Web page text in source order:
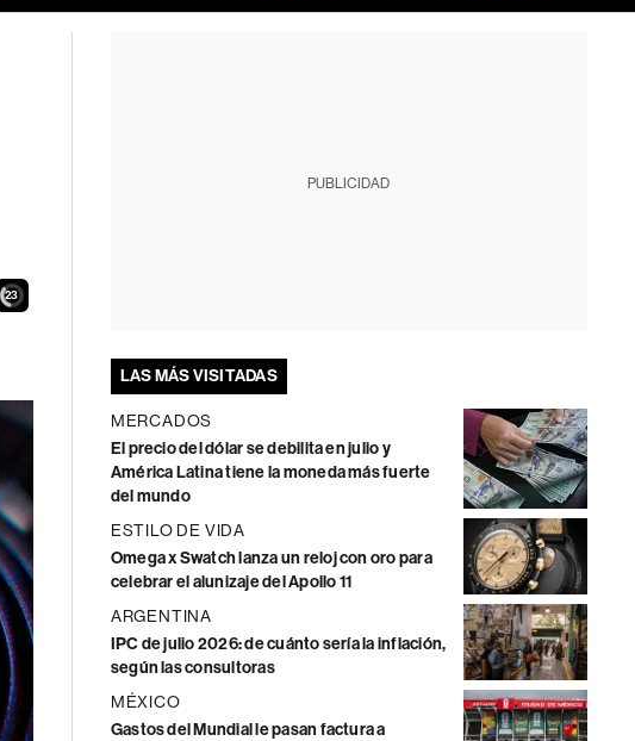
21
PUBLICIDAD
LAS MÁS VISITADAS
MERCADOS
El precio del dólar se debilita en julio y
América Latina tiene la moneda más fuerte
del mundo
ESTILO DE VIDA
Omega x Swatch lanza un reloj con oro para
celebrar el alunizaje del Apollo 11
ARGENTINA
IPC de julio 2026: de cuánto sería la inflación,
según las consultoras
MÉXICO
Gastos del Mundial le pasan factura a